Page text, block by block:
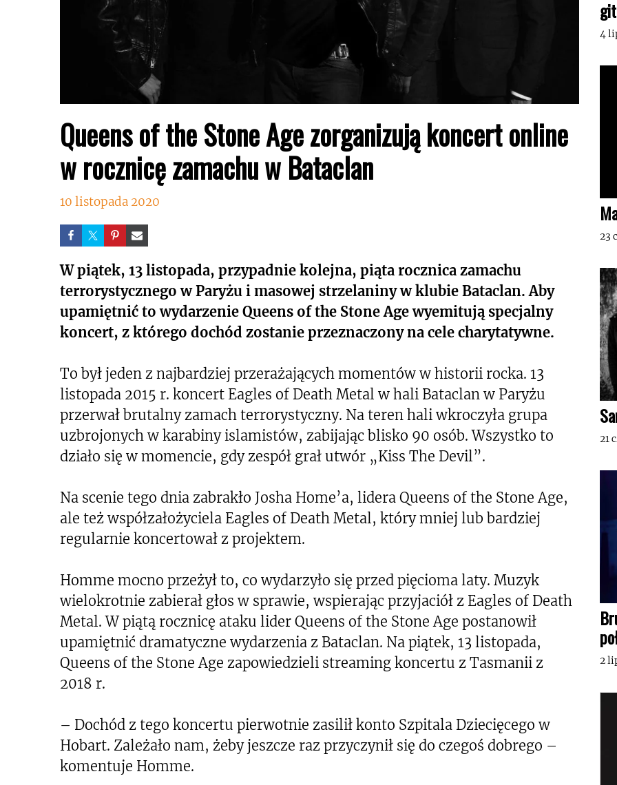
Queens of the Stone Age zorganizują koncert online
w rocznicę zamachu w Bataclan
10 listopada 2020
W piątek, 13 listopada, przypadnie kolejna, piąta rocznica zamachu
terrorystycznego w Paryżu i masowej strzelaniny w klubie Bataclan. Aby
upamiętnić to wydarzenie Queens of the Stone Age wyemitują specjalny
koncert, z którego dochód zostanie przeznaczony na cele charytatywne.
To był jeden z najbardziej przerażających momentów w historii rocka. 13
listopada 2015 r. koncert Eagles of Death Metal w hali Bataclan w Paryżu
przerwał brutalny zamach terrorystyczny. Na teren hali wkroczyła grupa
uzbrojonych w karabiny islamistów, zabijając blisko 90 osób. Wszystko to
działo się w momencie, gdy zespół grał utwór „Kiss The Devil”.
Na scenie tego dnia zabrakło Josha Home’a, lidera Queens of the Stone Age,
ale też współzałożyciela Eagles of Death Metal, który mniej lub bardziej
regularnie koncertował z projektem.
Homme mocno przeżył to, co wydarzyło się przed pięcioma laty. Muzyk
wielokrotnie zabierał głos w sprawie, wspierając przyjaciół z Eagles of Death
Metal. W piątą rocznicę ataku lider Queens of the Stone Age postanowił
upamiętnić dramatyczne wydarzenia z Bataclan. Na piątek, 13 listopada,
Queens of the Stone Age zapowiedzieli streaming koncertu z Tasmanii z
2018 r.
– Dochód z tego koncertu pierwotnie zasilił konto Szpitala Dziecięcego w
Hobart. Zależało nam, żeby jeszcze raz przyczynił się do czegoś dobrego –
komentuje Homme.
4
23
21
2